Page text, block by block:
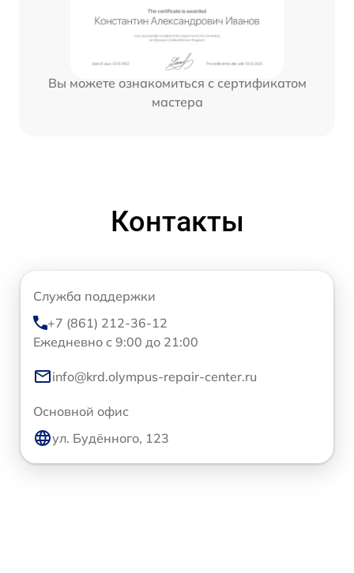
Вы можете ознакомиться с сертификатом
мастера
Контакты
Служба поддержки
+7 (861) 212-36-12
Ежедневно с 9:00 до 21:00
info@krd.olympus-repair-center.ru
Основной офис
ул. Будённого, 123